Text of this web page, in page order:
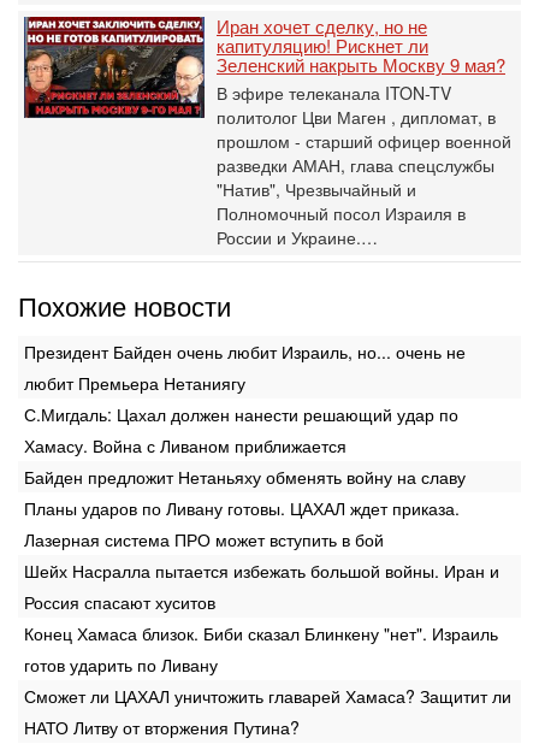
Иран хочет сделку, но не
капитуляцию! Рискнет ли
Зеленский накрыть Москву 9 мая?
В эфире телеканала ITON-TV
политолог Цви Маген , дипломат, в
прошлом - старший офицер военной
разведки АМАН, глава спецслужбы
"Натив", ‎Чрезвычайный и
Полномочный посол Израиля в
России и Украине.…
Похожие новости
Президент Байден очень любит Израиль, но... очень не
любит Премьера Нетаниягу
С.Мигдаль: Цахал должен нанести решающий удар по
Хамасу. Война с Ливаном приближается
Байден предложит Нетаньяху обменять войну на славу
Планы ударов по Ливану готовы. ЦАХАЛ ждет приказа.
Лазерная система ПРО может вступить в бой
Шейх Насралла пытается избежать большой войны. Иран и
Россия спасают хуситов
Конец Хамаса близок. Биби сказал Блинкену "нет". Израиль
готов ударить по Ливану
Сможет ли ЦАХАЛ уничтожить главарей Хамаса? Защитит ли
НАТО Литву от вторжения Путина?